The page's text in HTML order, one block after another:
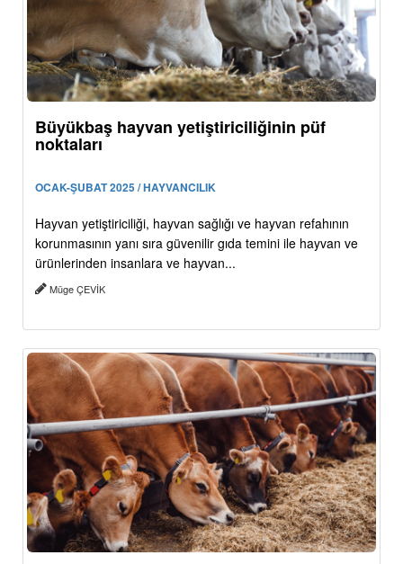
Büyükbaş hayvan yetiştiriciliğinin püf
noktaları
OCAK-ŞUBAT 2025 / HAYVANCILIK
Hayvan yetiştiriciliği, hayvan sağlığı ve hayvan refahının
korunmasının yanı sıra güvenilir gıda temini ile hayvan ve
ürünlerinden insanlara ve hayvan...
Müge ÇEVİK